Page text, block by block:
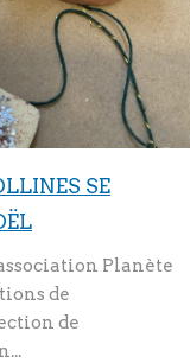
SE
Planète
de
de